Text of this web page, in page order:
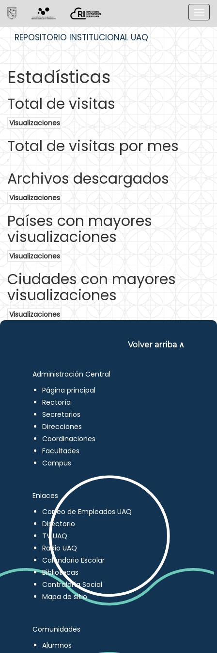
REPOSITORIO INSTITUCIONAL UAQ
Estadísticas
Total de visitas
Visualizaciones
Total de visitas por mes
Archivos descargados
Visualizaciones
Países con mayores
visualizaciones
Visualizaciones
Ciudades con mayores
visualizaciones
Visualizaciones
Volver arriba ∧
Administración Central
Página principal
Rectoría
Secretarios
Direcciones
Coordinaciones
Facultades
Campus
Enlaces
Correo de Empleados UAQ
Directorio
TV UAQ
Radio UAQ
Calendario Escolar
Bibliotecas
Contraloría Social
Mapa de sitio
Comunidades
Alumnos